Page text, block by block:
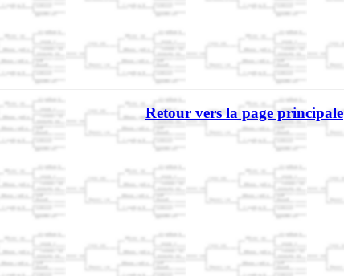
Retour vers la page principale